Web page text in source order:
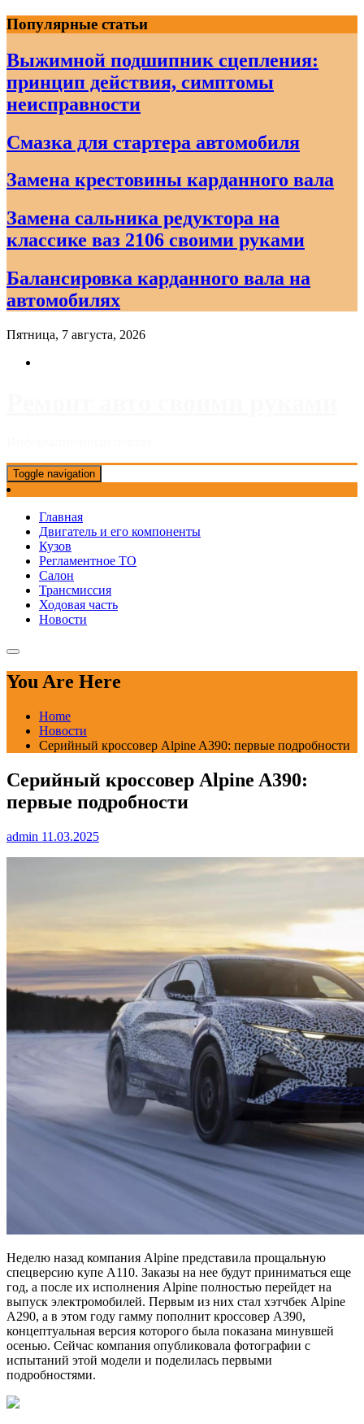
Skip
to
content
Популярные статьи
Выжимной подшипник сцепления:
принцип действия, симптомы
неисправности
Смазка для стартера автомобиля
Замена крестовины карданного вала
Замена сальника редуктора на
классике ваз 2106 своими руками
Балансировка карданного вала на
автомобилях
Пятница, 7 августа, 2026
Toggle navigation
Главная
Двигатель и его компоненты
Кузов
Регламентное ТО
Салон
Трансмиссия
Ходовая часть
Новости
You Are Here
Home
Новости
Серийный кроссовер Alpine A390: первые подробности
Серийный кроссовер Alpine A390:
первые подробности
admin 11.03.2025
Неделю назад компания Alpine представила прощальную
спецверсию купе A110. Заказы на нее будут приниматься еще
год, а после их исполнения Alpine полностью перейдет на
выпуск электромобилей. Первым из них стал хэтчбек Alpine
A290, а в этом году гамму пополнит кроссовер A390,
концептуальная версия которого была показана минувшей
осенью. Сейчас компания опубликовала фотографии с
испытаний этой модели и поделилась первыми
подробностями.